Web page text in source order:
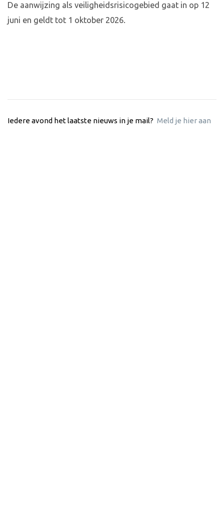
De aanwijzing als veiligheidsrisicogebied gaat in op 12
juni en geldt tot 1 oktober 2026.
Iedere avond het laatste nieuws in je mail? Meld je hier aan